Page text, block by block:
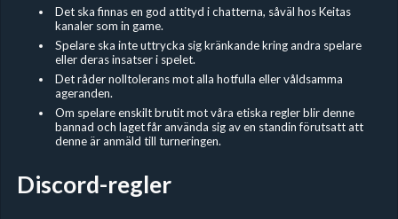
Det ska finnas en god attityd i chatterna, såväl hos Keitas
kanaler som in game.
Spelare ska inte uttrycka sig kränkande kring andra spelare
eller deras insatser i spelet.
Det råder nolltolerans mot alla hotfulla eller våldsamma
ageranden.
Om spelare enskilt brutit mot våra etiska regler blir denne
bannad och laget får använda sig av en standin förutsatt att
denne är anmäld till turneringen.
Discord-regler